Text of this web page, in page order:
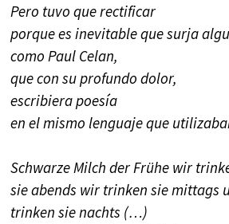
Pero tuvo que rectificar
porque es inevitable que surja
como Paul Celan,
que con su profundo dolor,
escribiera poesía
en el mismo lenguaje que
Schwarze Milch der Frühe wir
sie abends wir trinken sie mittags
trinken sie nachts (…)